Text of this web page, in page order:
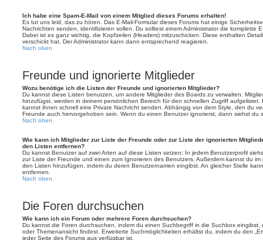
Ich habe eine Spam-E-Mail von einem Mitglied dieses Forums erhalten!
Es tut uns leid, das zu hören. Das E-Mail-Formular dieses Forums hat einige
Nachrichten senden, identifizieren sollen. Du solltest einem Administrator die komplette
Dabei ist es ganz wichtig, die Kopfzeilen (Headers) mitzuschicken. Diese enthalten
verschickt hat. Der Administrator kann dann entsprechend reagieren.
Nach oben
Freunde und ignorierte Mitglieder
Wozu benötige ich die Listen der Freunde und ignorierten Mitglieder?
Du kannst diese Listen benutzen, um andere Mitglieder des Boards zu verwalten.
hinzufügst, werden in deinem persönlichen Bereich für den schnellen Zugriff
kannst ihnen schnell eine Private Nachricht senden. Abhängig von dem Style, den du
Freunde auch hervorgehoben sein. Wenn du einen Benutzer ignorierst, dann siehst du
Nach oben
Wie kann ich Mitglieder zur Liste der Freunde oder zur Liste der ignorierten
den Listen entfernen?
Du kannst Benutzer auf zwei Arten auf diese Listen setzen: In jedem Benutzerprofil
zur Liste der Freunde und einen zum Ignorieren des Benutzers. Außerdem kannst du
den Listen hinzufügen, indem du deren Benutzernamen eingibst. An gleicher Stelle
entfernen.
Nach oben
Die Foren durchsuchen
Wie kann ich ein Forum oder mehrere Foren durchsuchen?
Du kannst die Foren durchsuchen, indem du einen Suchbegriff in die Suchbox eingibst,
oder Themenansicht findest. Erweiterte Suchmöglichkeiten erhältst du, indem du den
jeder Seite des Forums aus verfügbar ist.